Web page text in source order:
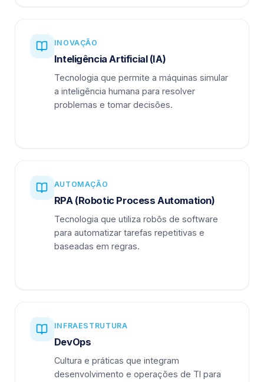
INOVAÇÃO
Inteligência Artificial (IA)
Tecnologia que permite a máquinas simular
a inteligência humana para resolver
problemas e tomar decisões.
AUTOMAÇÃO
RPA (Robotic Process Automation)
Tecnologia que utiliza robôs de software
para automatizar tarefas repetitivas e
baseadas em regras.
INFRAESTRUTURA
DevOps
Cultura e práticas que integram
desenvolvimento e operações de TI para